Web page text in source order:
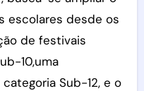
escolares desde os
de festivais
10,uma
Sub-12, e o